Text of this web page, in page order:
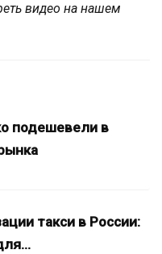
видео на нашем
подешевели в
такси в России: